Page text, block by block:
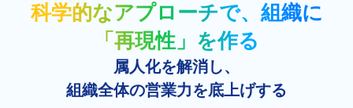
科学的なアプローチで、組織に
「再現性」を作る
属人化を解消し、
組織全体の営業力を底上げする